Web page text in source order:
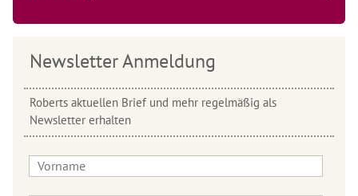
Newsletter Anmeldung
Roberts aktuellen Brief und mehr regelmäßig als
Newsletter erhalten